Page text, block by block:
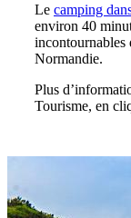
Le camping
environ 40
incontournables
Normandie.
Plus
Tourisme, en